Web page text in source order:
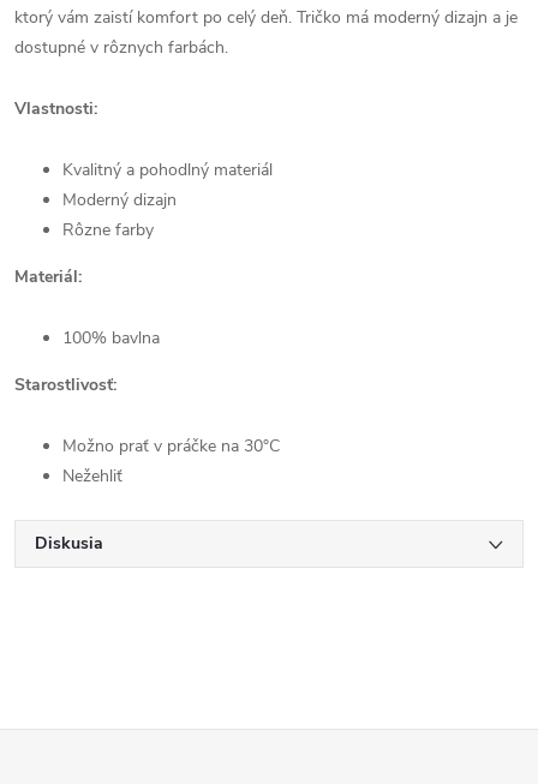
ktorý vám zaistí komfort po celý deň. Tričko má moderný dizajn a je
dostupné v rôznych farbách.
Vlastnosti:
Kvalitný a pohodlný materiál
Moderný dizajn
Rôzne farby
Materiál:
100% bavlna
Starostlivosť:
Možno prať v práčke na 30°C
Nežehliť
Diskusia